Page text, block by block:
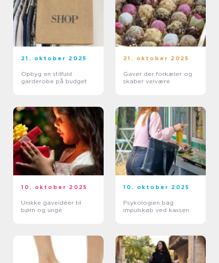
21. oktober 2025
Opbyg en stilfuld
garderobe på budget
21. oktober 2025
Gaver der forkæler og
skaber velvære
10. oktober 2025
Unikke gaveidéer til
børn og unge
10. oktober 2025
Psykologien bag
impulskøb ved kassen